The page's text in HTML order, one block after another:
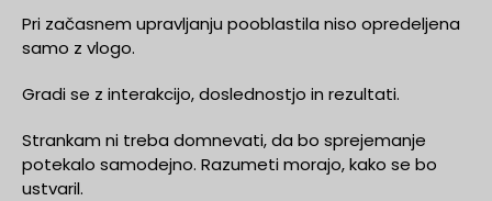
Pri začasnem upravljanju pooblastila niso opredeljena
samo z vlogo.
Gradi se z interakcijo, doslednostjo in rezultati.
Strankam ni treba domnevati, da bo sprejemanje
potekalo samodejno. Razumeti morajo, kako se bo
ustvaril.